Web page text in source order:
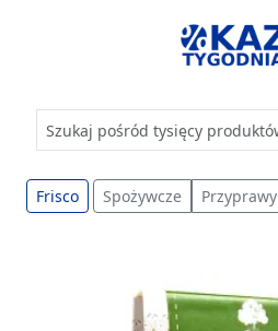
złap
Frisco Spożywcze Przyprawy